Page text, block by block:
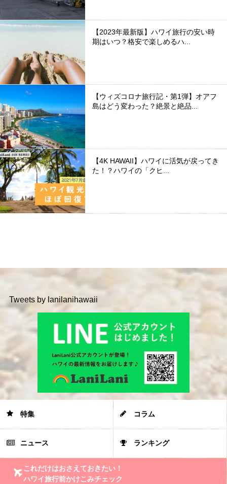
【2023年最新版】ハワイ旅行の安い時
期はいつ？格安で楽しめるハ...
【ウィズコロナ旅行記・第1弾】オアフ
島はどう変わった？絶景と絶品...
【4K HAWAII】ハワイに活気が戻ってき
た！？ハワイの「クヒ...
Tweets by lanilanihawaii
特集 コラム
ニュース ランキング
これだけはおさえておきたい！
ハワイ旅行前かけこみチェック